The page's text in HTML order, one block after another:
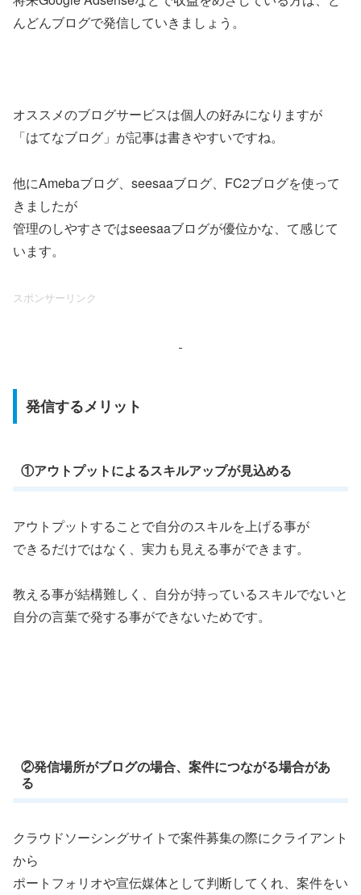
んどんブログで発信していきましょう。
オススメのブログサービスは個人の好みになりますが
「はてなブログ」が記事は書きやすいですね。
他にAmebaブログ、seesaaブログ、FC2ブログを使って
きましたが
管理のしやすさではseesaaブログが優位かな、て感じて
います。
スポンサーリンク
発信するメリット
①アウトプットによるスキルアップが見込める
アウトプットすることで自分のスキルを上げる事が
できるだけではなく、実力も見える事ができます。
教える事が結構難しく、自分が持っているスキルでないと
自分の言葉で発する事ができないためです。
②発信場所がブログの場合、案件につながる場合があ
る
クラウドソーシングサイトで案件募集の際にクライアント
から
ポートフォリオや宣伝媒体として判断してくれ、案件をい